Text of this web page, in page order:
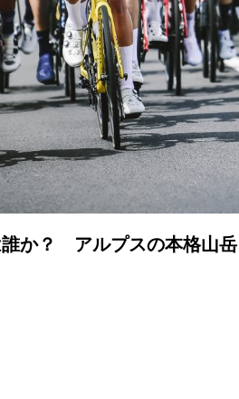
か？ アルプスの本格山